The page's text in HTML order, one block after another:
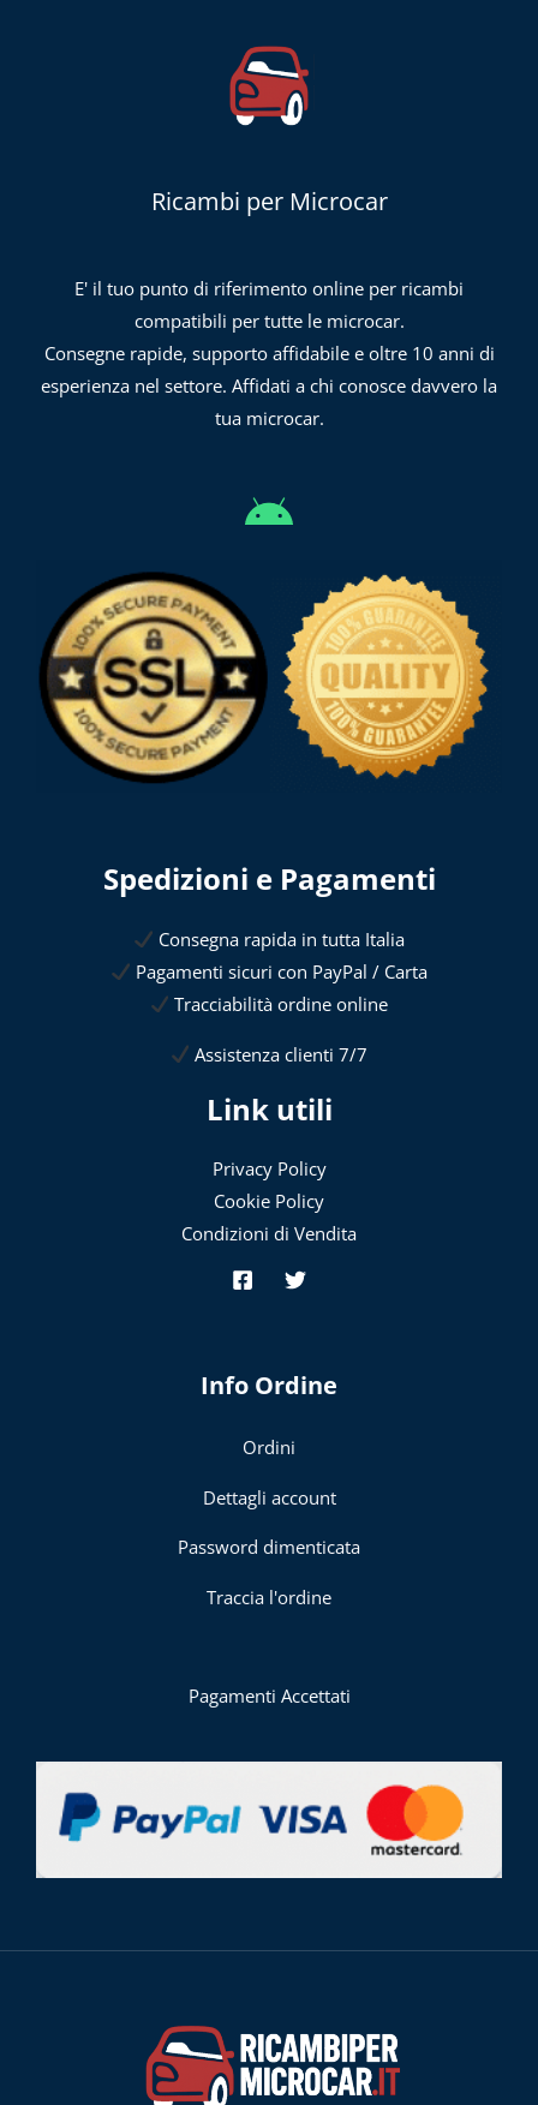
Ricambi per Microcar
E' il tuo punto di riferimento online per ricambi
compatibili per tutte le microcar.
Consegne rapide, supporto affidabile e oltre 10 anni di
esperienza nel settore. Affidati a chi conosce davvero la
tua microcar.
Spedizioni e Pagamenti
Consegna rapida in tutta Italia
Pagamenti sicuri con PayPal / Carta
Tracciabilità ordine online
Assistenza clienti 7/7
Link utili
Privacy Policy
Cookie Policy
Condizioni di Vendita
Info Ordine
Ordini
Dettagli account
Password dimenticata
Traccia l'ordine
Pagamenti Accettati